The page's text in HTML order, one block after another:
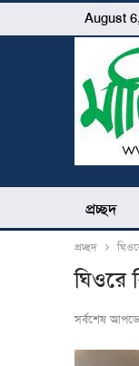
August
প্রচ্ছদ
প্রচ্ছদ
ঘিওরে
সর্বশেষ